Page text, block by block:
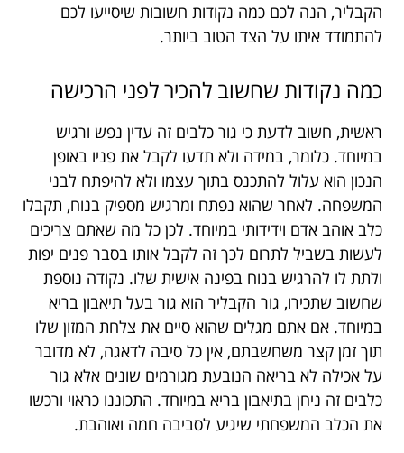
הקבליר, הנה לכם כמה נקודות חשובות שיסייעו לכם
להתמודד איתו על הצד הטוב ביותר.
כמה נקודות שחשוב להכיר לפני הרכישה
ראשית, חשוב לדעת כי גור כלבים זה עדין נפש ורגיש
במיוחד. כלומר, במידה ולא תדעו לקבל את פניו באופן
הנכון הוא עלול להתכנס בתוך עצמו ולא להיפתח לבני
המשפחה. לאחר שהוא נפתח ומרגיש מספיק בנוח, תקבלו
כלב אוהב אדם וידידותי במיוחד. לכן כל מה שאתם צריכים
לעשות בשביל לתרום לכך זה לקבל אותו בסבר פנים יפות
ולתת לו להרגיש בנוח בפינה אישית שלו. נקודה נוספת
שחשוב שתכירו, גור הקבליר הוא גור בעל תיאבון בריא
במיוחד. אם אתם מגלים שהוא סיים את צלחת המזון שלו
תוך זמן קצר משחשבתם, אין כל סיבה לדאגה, לא מדובר
על אכילה לא בריאה הנובעת מגורמים שונים אלא גור
כלבים זה ניחן בתיאבון בריא במיוחד. התכוננו כראוי ורכשו
את הכלב המשפחתי שיגיע לסביבה חמה ואוהבת.